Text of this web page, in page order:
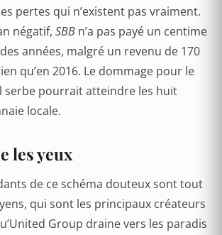
pertes qui n’existent pas vraiment.
négatif, SBB n’a pas payé un centime
années, malgré un revenu de 170
qu’en 2016. Le dommage pour le
serbe pourrait atteindre les huit
locale.
les yeux
de ce schéma douteux sont tout
qui sont les principaux créateurs
Group draine vers les paradis